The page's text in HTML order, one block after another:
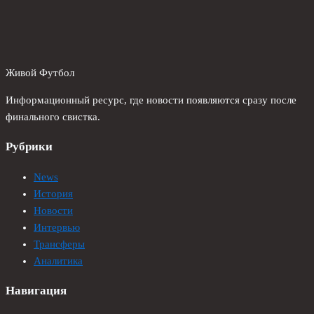
Живой Футбол
Информационный ресурс, где новости появляются сразу после
финального свистка.
Рубрики
News
История
Новости
Интервью
Трансферы
Аналитика
Навигация